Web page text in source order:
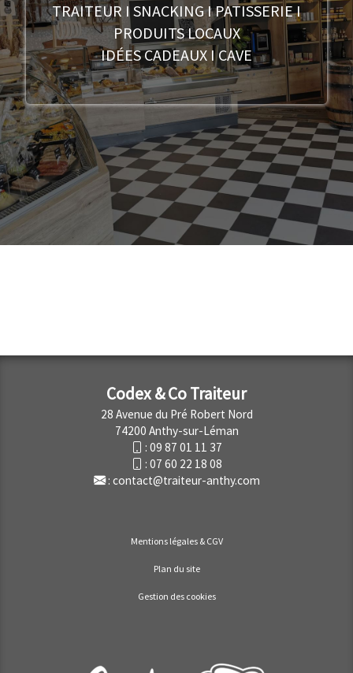
TRAITEUR I SNACKING I PATISSERIE I
PRODUITS LOCAUX
IDÉES CADEAUX I CAVE
Codex & Co Traiteur
28 Avenue du Pré Robert Nord
74200 Anthy-sur-Léman
: 09 87 01 11 37
: 07 60 22 18 08
: contact@traiteur-anthy.com
Mentions légales & CGV
Plan du site
Gestion des cookies